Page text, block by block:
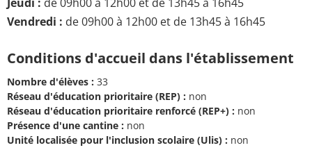
Vendredi : de 09h00 à 12h00 et de 13h45 à 16h45
Conditions d'accueil dans l'établissement
Nombre d'élèves : 33
Réseau d'éducation prioritaire (REP) : non
Réseau d'éducation prioritaire renforcé (REP+) : non
Présence d'une cantine : non
Unité localisée pour l'inclusion scolaire (Ulis) : non